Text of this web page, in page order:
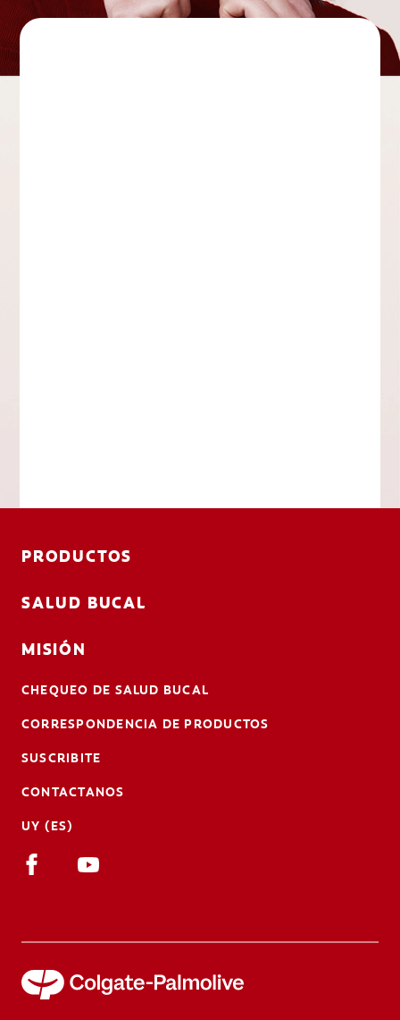
PRODUCTOS
SALUD BUCAL
MISIÓN
CHEQUEO DE SALUD BUCAL
CORRESPONDENCIA DE PRODUCTOS
SUSCRIBITE
CONTACTANOS
UY (ES)